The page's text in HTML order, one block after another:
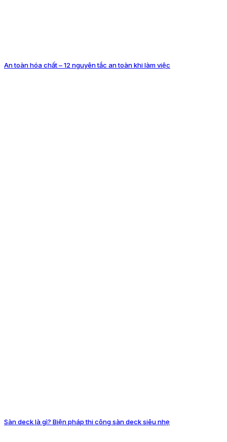
An toàn hóa chất – 12 nguyên tắc an toàn khi làm việc
Sàn deck là gì? Biện pháp thi công sàn deck siêu nhẹ